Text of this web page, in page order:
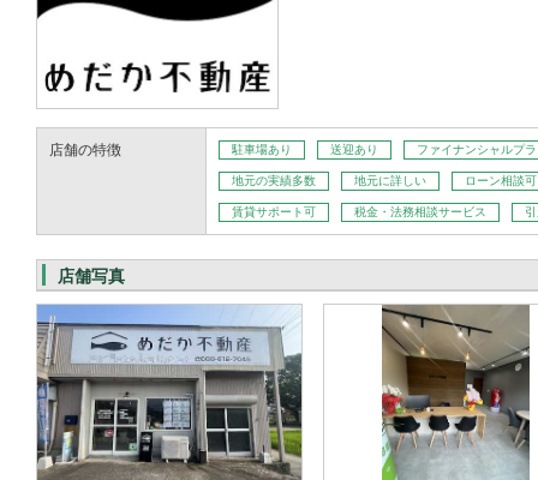
店舗の特徴 駐車場あり 送迎あり ファイナンシャルプ
地元の実績多数 地元に詳しい ローン相談可
賃貸サポート可 税金・法務相談サービス
店舗写真